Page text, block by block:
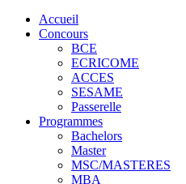
Accueil
Concours
BCE
ECRICOME
ACCES
SESAME
Passerelle
Programmes
Bachelors
Master
MSC/MASTERES
MBA